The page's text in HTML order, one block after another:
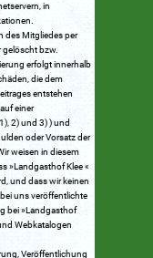
in
des Mitgliedes per
gelöscht bzw.
erfolgt innerhalb
die dem
entstehen
einer
2) und 3) ) und
oder Vorsatz der
weisen in diesem
»Landgasthof Klee «
und dass wir keinen
uns veröffentlichte
bei »Landgasthof
Webkatalogen
Veröffentlichung